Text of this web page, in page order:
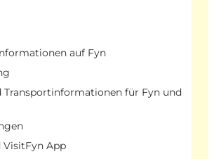
auf Fyn
Transportinformationen für Fyn und
VisitFyn App